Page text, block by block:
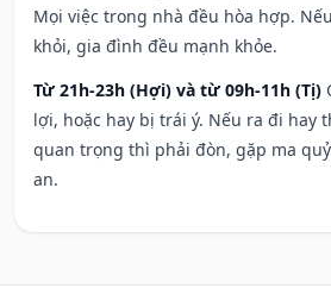
Mọi việc trong nhà đều hòa hợp.
khỏi, gia đình đều mạnh khỏe.
Từ 21h-23h (Hợi) và từ 09h-11h (Tị)
lợi, hoặc hay bị trái ý. Nếu ra đi hay
quan trọng thì phải đòn, gặp ma
an.